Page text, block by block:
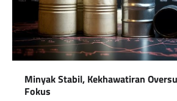
Minyak Stabil, Kekhawatiran
Fokus